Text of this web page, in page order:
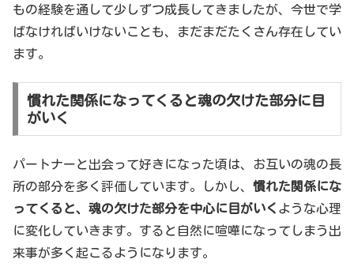
もの経験を通して少しずつ成長してきましたが、今世で学
ばなければいけないことも、まだまだたくさん存在してい
ます。
慣れた関係になってくると魂の欠けた部分に目
がいく
パートナーと出会って好きになった頃は、お互いの魂の長
所の部分を多く評価しています。しかし、 慣れた関係にな
ってくると、魂の欠けた部分を中心に目がいく ような心理
に変化していきます。すると自然に喧嘩になってしまう出
来事が多く起こるようになります。